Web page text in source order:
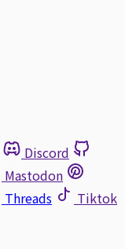
Discord
Mastodon
Threads
Tiktok